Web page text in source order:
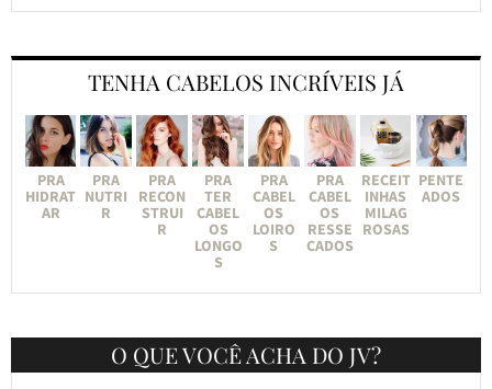
TENHA CABELOS INCRÍVEIS JÁ
PRA
HIDRAT
AR
PRA
NUTRI
R
PRA
RECON
STRUI
R
PRA
TER
CABEL
OS
LONGO
S
PRA
CABEL
OS
LOIRO
S
PRA
CABEL
OS
RESSE
CADOS
RECEIT
INHAS
MILAG
ROSAS
PENTE
ADOS
O QUE VOCÊ ACHA DO JV?